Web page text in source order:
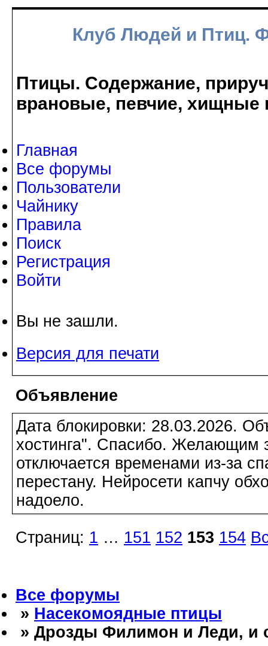
Клуб Людей и Птиц.
Птицы. Содержание,
врановые, певчие, хищные
Главная
Все форумы
Пользователи
Чайнику
Правила
Поиск
Регистрация
Войти
Вы не зашли.
Версия для печати
Объявление
Дата блокировки: 28.03.2026.
хостинга". Спасибо. Желающим
отключается временами из-за
перестану. Нейросети капчу
надоело.
Страниц: 1 … 151 152 153 154
Все форумы
» Насекомоядные птицы
» Дрозды Филимон и Леди, и